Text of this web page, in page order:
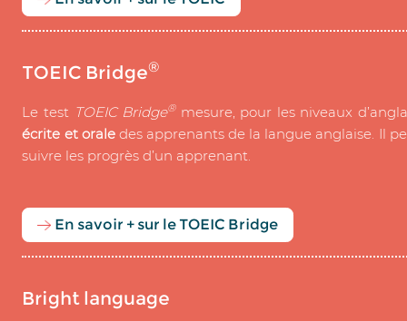
TOEIC Bridge®
Le test TOEIC Bridge® mesure, pour les niveaux
écrite et oraledes apprenants de la langue anglaise. Il
suivre les progrès d’un apprenant.
En savoir + sur le TOEIC Bridge
Bright language